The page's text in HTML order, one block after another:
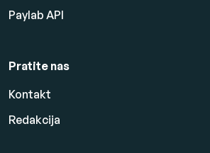
Paylab API
Pratite nas
Kontakt
Redakcija